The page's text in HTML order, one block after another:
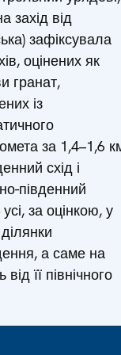
захід від
зафіксувала
оцінених як
гранат,
із
за 1,4–1,6
схід і
південний
за оцінкою, у
а саме на
від її північного